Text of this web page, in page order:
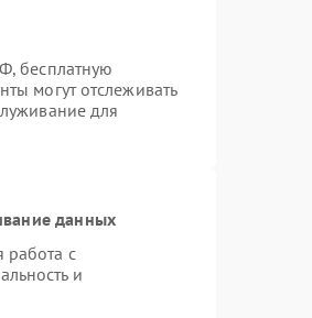
бесплатную
могут отслеживать
для
данных
работа с
и